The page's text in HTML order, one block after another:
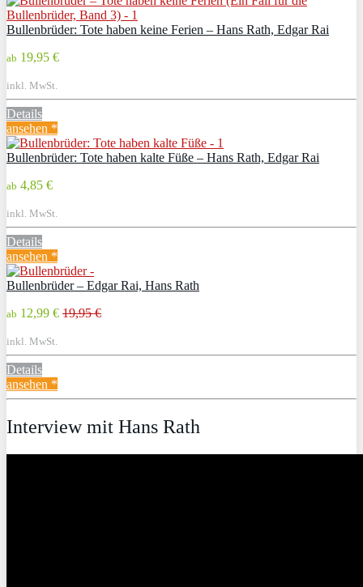
Bullenbrüder: Tote haben keine Ferien – Hans Rath, Edgar Rai
ab 19,95 €
inkl. MwSt.
Details
ansehen *
Bullenbrüder: Tote haben kalte Füße – Hans Rath, Edgar Rai
ab 4,85 €
inkl. MwSt.
Details
ansehen *
Bullenbrüder – Edgar Rai, Hans Rath
ab 12,99 € 19,95 €
inkl. MwSt.
Details
ansehen *
Interview mit Hans Rath